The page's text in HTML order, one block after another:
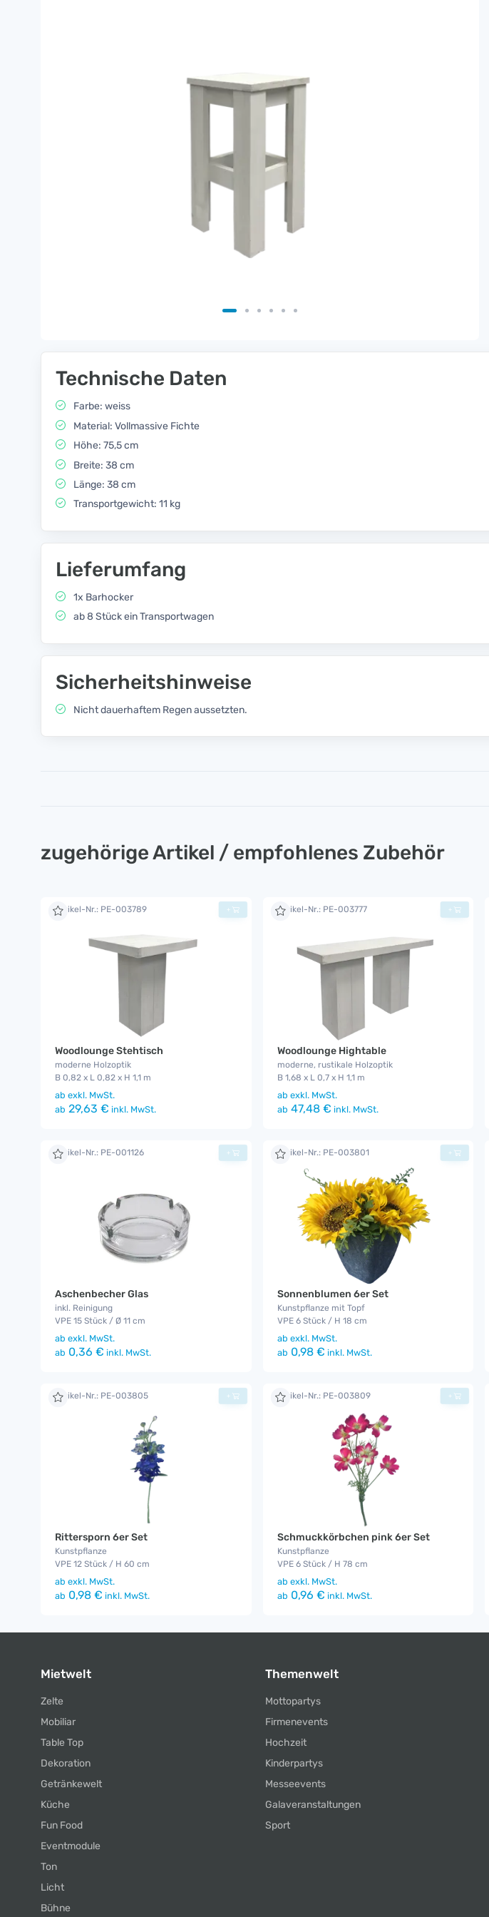
Technische Daten
Farbe: weiss
Material: Vollmassive Fichte
Höhe: 75,5 cm
Breite: 38 cm
Länge: 38 cm
Transportgewicht: 11 kg
Lieferumfang
1x Barhocker
ab 8 Stück ein Transportwagen
Sicherheitshinweise
Nicht dauerhaftem Regen aussetzten.
zugehörige Artikel / empfohlenes Zubehör
Artikel-Nr.: PE-003789
Woodlounge Stehtisch
moderne Holzoptik
B 0,82 x L 0,82 x H 1,1 m
ab exkl. MwSt.
ab 29,63 € inkl. MwSt.
+ Artikel-Nr.: PE-003777
Woodlounge Hightable
moderne, rustikale Holzoptik
B 1,68 x L 0,7 x H 1,1 m
ab exkl. MwSt.
ab 47,48 € inkl. MwSt.
+
Artikel-Nr.: PE-001126
Aschenbecher Glas
inkl. Reinigung
VPE 15 Stück / Ø 11 cm
ab exkl. MwSt.
ab 0,36 € inkl. MwSt.
+ Artikel-Nr.: PE-003801
Sonnenblumen 6er Set
Kunstpflanze mit Topf
VPE 6 Stück / H 18 cm
ab exkl. MwSt.
ab 0,98 € inkl. MwSt.
+
Artikel-Nr.: PE-003805
Rittersporn 6er Set
Kunstpflanze
VPE 12 Stück / H 60 cm
ab exkl. MwSt.
ab 0,98 € inkl. MwSt.
+ Artikel-Nr.: PE-003809
Schmuckkörbchen pink 6er Set
Kunstpflanze
VPE 6 Stück / H 78 cm
ab exkl. MwSt.
ab 0,96 € inkl. MwSt.
+
Mietwelt
Zelte
Mobiliar
Table Top
Dekoration
Getränkewelt
Küche
Fun Food
Eventmodule
Ton
Licht
Bühne
Themenwelt
Mottopartys
Firmenevents
Hochzeit
Kinderpartys
Messeevents
Galaveranstaltungen
Sport